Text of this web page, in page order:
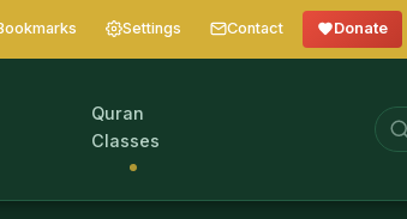
Settings Contact Donate
Quran
Classes